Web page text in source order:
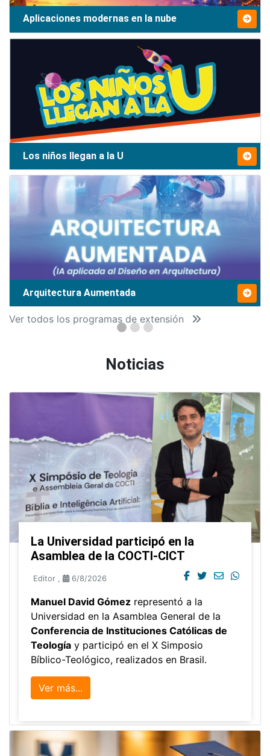
Aplicaciones modernas en la nube
Los niños llegan a la U
Arquitectura Aumentada
Ver todos los programas de extensión
Noticias
La Universidad participó en la
Asamblea de la COCTI-CICT
Editor , 6/8/2026
Manuel David Gómez representó a la
Universidad en la Asamblea General de la
Conferencia de Instituciones Católicas de
Teología y participó en el X Simposio
Bíblico-Teológico, realizados en Brasil.
Ver más...